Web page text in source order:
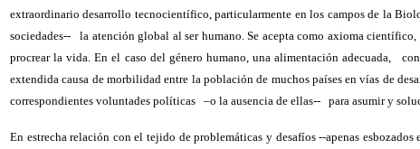
extraordinario desarrollo tecnocientífico, particularmente en los campos de la
sociedades--
la atención global al ser humano. Se acepta como axioma
procrear la vida. En el caso del género humano, una alimentación adecuada,
extendida causa de morbilidad entre la población de muchos países en vías de
correspondientes voluntades políticas –o la ausencia de ellas-- para asumir y
En estrecha relación con el tejido de problemáticas y desafíos --apenas